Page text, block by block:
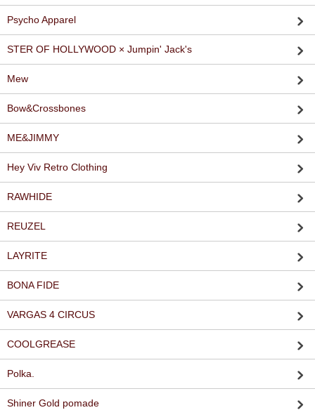
Psycho Apparel
STER OF HOLLYWOOD × Jumpin' Jack's
Mew
Bow&Crossbones
ME&JIMMY
Hey Viv Retro Clothing
RAWHIDE
REUZEL
LAYRITE
BONA FIDE
VARGAS 4 CIRCUS
COOLGREASE
Polka.
Shiner Gold pomade